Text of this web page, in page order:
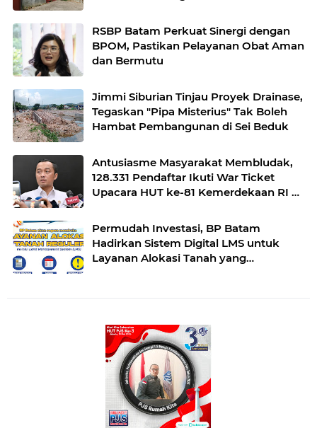
RSBP Batam Perkuat Sinergi dengan
BPOM, Pastikan Pelayanan Obat Aman
dan Bermutu
Jimmi Siburian Tinjau Proyek Drainase,
Tegaskan "Pipa Misterius" Tak Boleh
Hambat Pembangunan di Sei Beduk
Antusiasme Masyarakat Membludak,
128.331 Pendaftar Ikuti War Ticket
Upacara HUT ke-81 Kemerdekaan RI di
Permudah Investasi, BP Batam
Hadirkan Sistem Digital LMS untuk
Layanan Alokasi Tanah yang